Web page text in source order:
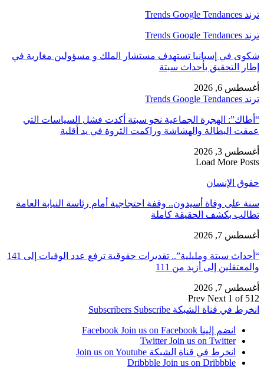
ترند Trends Google Tendances
ترند Trends Google Tendances
شكوى في إسبانيا تستهدف مستشار الملك و مسؤولين مغاربة في
إطار التحقيق بأحداث سبتة
أغسطس 6, 2026
ترند Trends Google Tendances
“أطاك”: الهجرة الجماعية نحو سبتة أكدت فشل السياسات التي
عمقت البطالة والهشاشة وراكمت الثروة في يد أقلية
أغسطس 3, 2026
Load More Posts
حقوق الإنسان
سنة على وفاة أسيدون.. وقفة احتجاجية أمام رئاسة النيابة العامة
تطالب بكشف الحقيقة كاملة
أغسطس 7, 2026
“أحداث سبتة ومليلية”.. تقديرات حقوقية ترفع عدد الوفيات إلى 141
والمعتقلين إلى أزيد من 111
أغسطس 7, 2026
Prev Next 1 of 512
انخرط في قناة الشبكة
Subscribers Subscribe
انضم إلينا Facebook Join us on Facebook
Twitter Join us on Twitter
انخرط في قناة الشبكة Join us on Youtube
Dribbble Join us on Dribbble